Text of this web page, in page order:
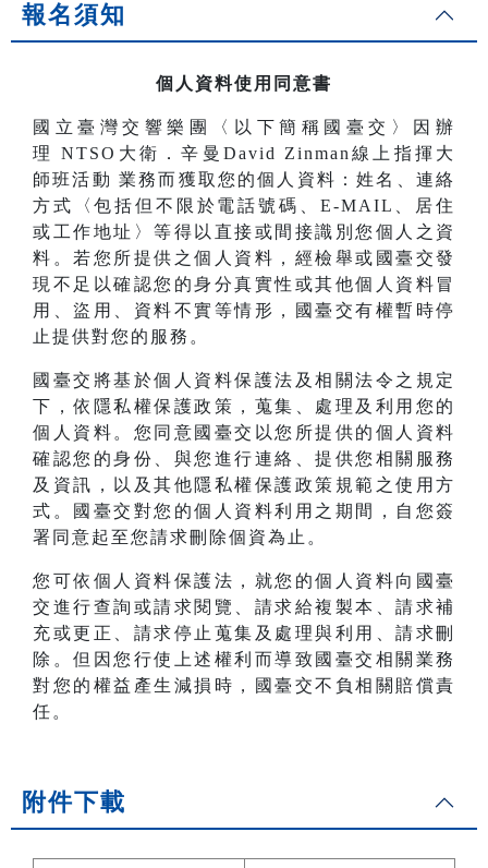
報名須知
個人資料使用同意書
國立臺灣交響樂團〈以下簡稱國臺交〉因辦
理
NTSO大衛．辛曼David Zinman線上指揮大
師班活動 業務而獲取您的個人資料：姓名、連絡
方式〈包括但不限於電話號碼、E-MAIL、居住
或工作地址〉等得以直接或間接識別您個人之資
料。若您所提供之個人資料，經檢舉或國臺交發
現不足以確認您的身分真實性或其他個人資料冒
用、盜用、資料不實等情形，國臺交有權暫時停
止提供對您的服務。
國臺交將基於個人資料保護法及相關法令之規定
下，依隱私權保護政策，蒐集、處理及利用您的
個人資料。您同意國臺交以您所提供的個人資料
確認您的身份、與您進行連絡、提供您相關服務
及資訊，以及其他隱私權保護政策規範之使用方
式。國臺交對您的個人資料利用之期間，自您簽
署同意起至您請求刪除個資為止。
您可依個人資料保護法，就您的個人資料向國臺
交進行查詢或請求閱覽、請求給複製本、請求補
充或更正、請求停止蒐集及處理與利用、請求刪
除。但因您行使上述權利而導致國臺交相關業務
對您的權益產生減損時，國臺交不負相關賠償責
任。
附件下載